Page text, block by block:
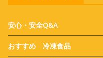
安心・安全Q&A
おすすめ 冷凍食品